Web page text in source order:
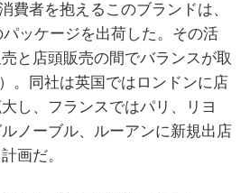
費者を抱えるこのブランドは、
ッケージを出荷した。その活
と店頭販売の間でバランスが取
。同社は英国ではロンドンに店
し、フランスではパリ、リヨ
ノーブル、ルーアンに新規出店
画だ。